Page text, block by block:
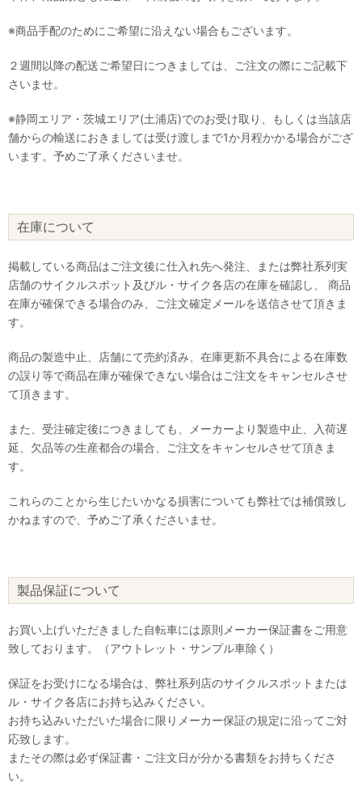
※商品手配のためにご希望に沿えない場合もございます。
２週間以降の配送ご希望日につきましては、ご注文の際にご記載下
さいませ。
※静岡エリア・茨城エリア(土浦店)でのお受け取り、もしくは当該店
舗からの輸送におきましては受け渡しまで1か月程かかる場合がござ
います。予めご了承くださいませ。
在庫について
掲載している商品はご注文後に仕入れ先へ発注、または弊社系列実
店舗のサイクルスポット及びル・サイク各店の在庫を確認し、 商品
在庫が確保できる場合のみ、ご注文確定メールを送信させて頂きま
す。
商品の製造中止、店舗にて売約済み、在庫更新不具合による在庫数
の誤り等で商品在庫が確保できない場合はご注文をキャンセルさせ
て頂きます。
また、受注確定後につきましても、メーカーより製造中止、入荷遅
延、欠品等の生産都合の場合、ご注文をキャンセルさせて頂きま
す。
これらのことから生じたいかなる損害についても弊社では補償致し
かねますので、予めご了承くださいませ。
製品保証について
お買い上げいただきました自転車には原則メーカー保証書をご用意
致しております。（アウトレット・サンプル車除く）
保証をお受けになる場合は、弊社系列店のサイクルスポットまたは
ル・サイク各店にお持ち込みください。
お持ち込みいただいた場合に限りメーカー保証の規定に沿ってご対
応致します。
またその際は必ず保証書・ご注文日が分かる書類をお持ちくださ
い。